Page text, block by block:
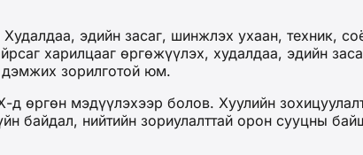
эдийн засаг, шинжлэх ухаан, техник,
харилцааг өргөжүүлэх, худалдаа, эдийн
дэмжих зорилготой юм.
өргөн мэдүүлэхээр болов. Хуулийн
байдал, нийтийн зориулалттай орон сууцны